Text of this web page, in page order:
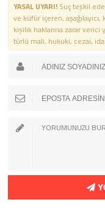
YASAL UYARI! Suç teşkil
ve küfür içeren,
kişilik haklarına zarar
türlü mali, hukuki, cezai,